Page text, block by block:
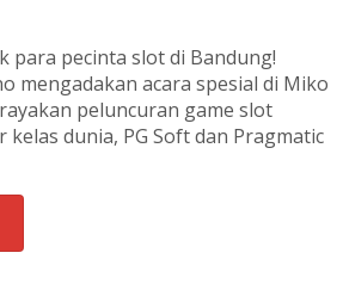
para pecinta slot di Bandung!
mengadakan acara spesial di Miko
peluncuran game slot
dunia, PG Soft dan Pragmatic